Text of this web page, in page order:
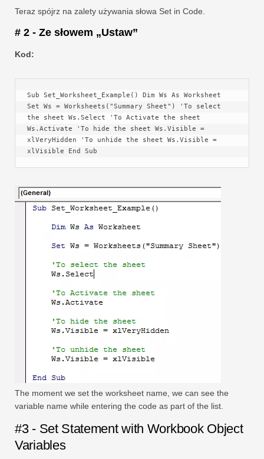
Teraz spójrz na zalety używania słowa Set in Code.
# 2 - Ze słowem „Ustaw”
Kod:
Sub Set_Worksheet_Example() Dim Ws As Worksheet
Set Ws = Worksheets("Summary Sheet") 'To select
the sheet Ws.Select 'To Activate the sheet
Ws.Activate 'To hide the sheet Ws.Visible =
xlVeryHidden 'To unhide the sheet Ws.Visible =
xlVisible End Sub
The moment we set the worksheet name, we can see the
variable name while entering the code as part of the list.
#3 - Set Statement with Workbook Object
Variables